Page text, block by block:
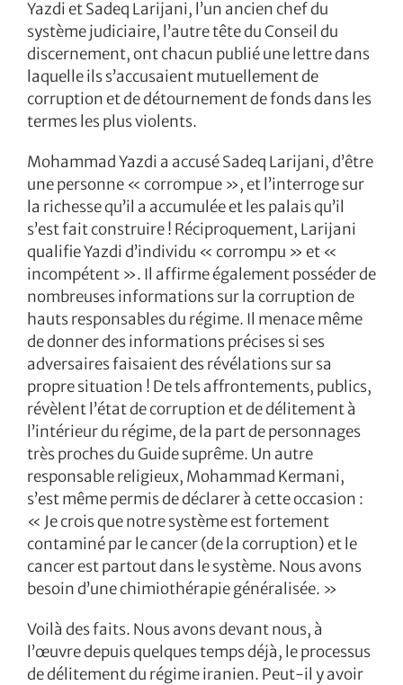
Yazdi et Sadeq Larijani, l’un ancien chef du
système judiciaire, l’autre tête du Conseil du
discernement, ont chacun publié une lettre dans
laquelle ils s’accusaient mutuellement de
corruption et de détournement de fonds dans les
termes les plus violents.
Mohammad Yazdi a accusé Sadeq Larijani, d’être
une personne « corrompue », et l’interroge sur
la richesse qu’il a accumulée et les palais qu’il
s’est fait construire ! Réciproquement, Larijani
qualifie Yazdi d’individu « corrompu » et «
incompétent ». Il affirme également posséder de
nombreuses informations sur la corruption de
hauts responsables du régime. Il menace même
de donner des informations précises si ses
adversaires faisaient des révélations sur sa
propre situation ! De tels affrontements, publics,
révèlent l’état de corruption et de délitement à
l’intérieur du régime, de la part de personnages
très proches du Guide suprême. Un autre
responsable religieux, Mohammad Kermani,
s’est même permis de déclarer à cette occasion :
« Je crois que notre système est fortement
contaminé par le cancer (de la corruption) et le
cancer est partout dans le système. Nous avons
besoin d’une chimiothérapie généralisée. »
Voilà des faits. Nous avons devant nous, à
l’œuvre depuis quelques temps déjà, le processus
de délitement du régime iranien. Peut-il y avoir